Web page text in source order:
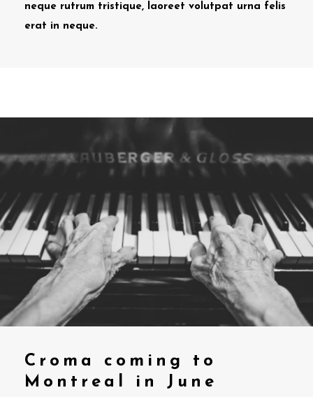
neque rutrum tristique, laoreet volutpat urna felis
erat in neque.
Croma coming to
Montreal in June